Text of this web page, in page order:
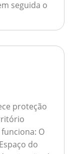
seguida o
proteção
O
do